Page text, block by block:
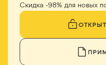
Скидка -98% для новых